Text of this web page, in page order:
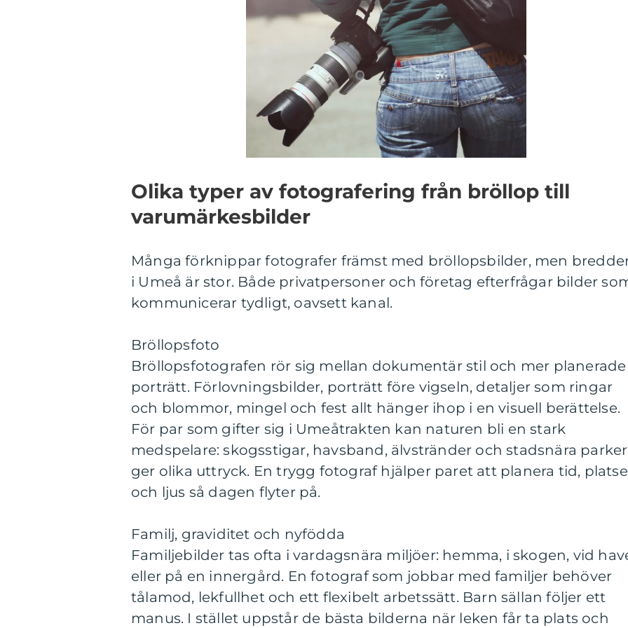
Olika typer av fotografering från bröllop till
varumärkesbilder
Många förknippar fotografer främst med bröllopsbilder, men
i Umeå är stor. Både privatpersoner och företag efterfrågar bilder
kommunicerar tydligt, oavsett kanal.
Bröllopsfoto
Bröllopsfotografen rör sig mellan dokumentär stil och mer planerade
porträtt. Förlovningsbilder, porträtt före vigseln, detaljer som ringar
och blommor, mingel och fest allt hänger ihop i en visuell berättelse.
För par som gifter sig i Umeåtrakten kan naturen bli en stark
medspelare: skogsstigar, havsband, älvstränder och stadsnära parker
ger olika uttryck. En trygg fotograf hjälper paret att planera tid,
och ljus så dagen flyter på.
Familj, graviditet och nyfödda
Familjebilder tas ofta i vardagsnära miljöer: hemma, i skogen, vid
eller på en innergård. En fotograf som jobbar med familjer behöver
tålamod, lekfullhet och ett flexibelt arbetssätt. Barn sällan följer ett
manus. I stället uppstår de bästa bilderna när leken får ta plats och